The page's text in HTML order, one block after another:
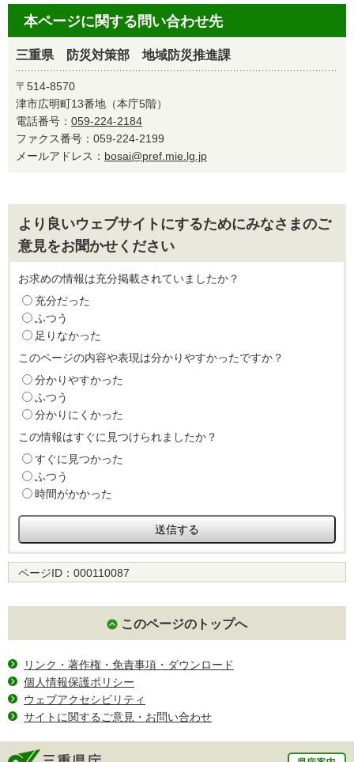
本ページに関する問い合わせ先
三重県 防災対策部 地域防災推進課
〒514-8570
津市広明町13番地（本庁5階）
電話番号： 059-224-2184
ファクス番号：059-224-2199
メールアドレス： bosai@pref.mie.lg.jp
より良いウェブサイトにするためにみなさまのご
意見をお聞かせください
お求めの情報は充分掲載されていましたか？
充分だった
ふつう
足りなかった
このページの内容や表現は分かりやすかったですか？
分かりやすかった
ふつう
分かりにくかった
この情報はすぐに見つけられましたか？
すぐに見つかった
ふつう
時間がかかった
ページID： 000110087
このページのトップへ
リンク・著作権・免責事項・ダウンロード
個人情報保護ポリシー
ウェブアクセシビリティ
サイトに関するご意見・お問い合わせ